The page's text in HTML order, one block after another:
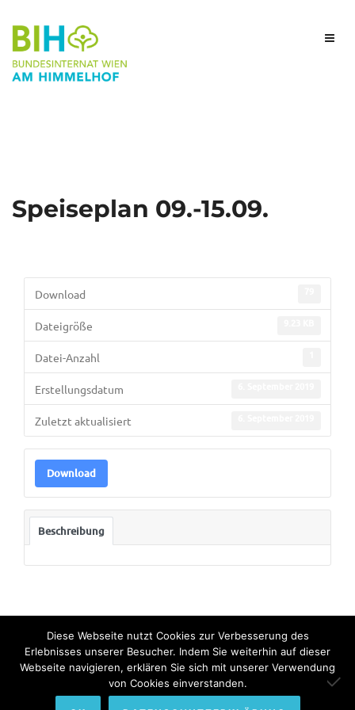
Speiseplan 09.-15.09.
Download
Dateigröße
Datei-Anzahl
Erstellungsdatum
Zuletzt aktualisiert
Download
Beschreibung
© Copyright 2022. All Rights Reserved by Bundesinternat am
Himmelhof.
Diese Webseite nutzt Cookies zur Verbesserung des
Erlebnisses unserer Besucher. Indem Sie weiterhin auf dieser
Webseite navigieren, erklären Sie sich mit unserer Verwendung
von Cookies einverstanden.